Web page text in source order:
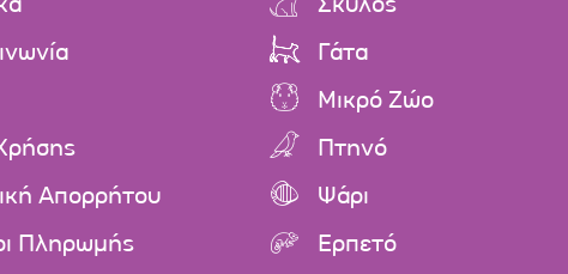
Απορρήτου
Πληρωμής
Γάτα
Μικρό Ζώο
Πτηνό
Ψάρι
Ερπετό